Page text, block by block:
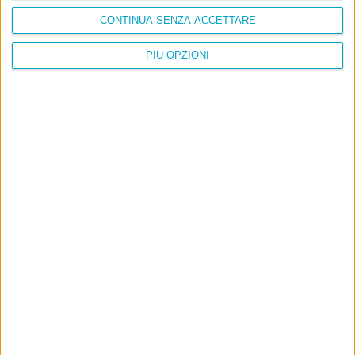
PIÙ OPZIONI
CONTINUA SENZA ACCETTARE